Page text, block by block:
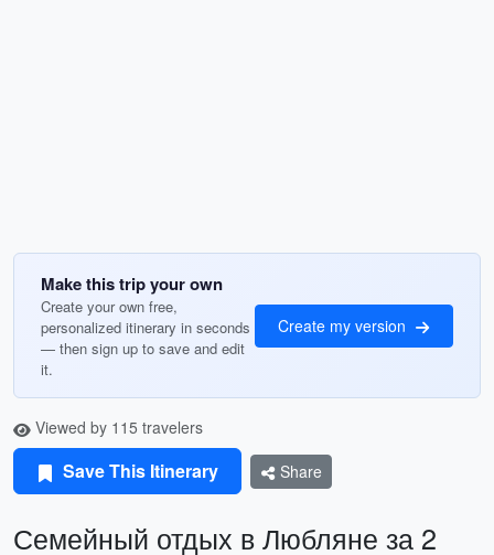
Make this trip your own
Create your own free,
personalized itinerary in seconds
— then sign up to save and edit
it.
Create my version
Viewed by 115 travelers
Save This Itinerary Share
Семейный отдых в Любляне за 2